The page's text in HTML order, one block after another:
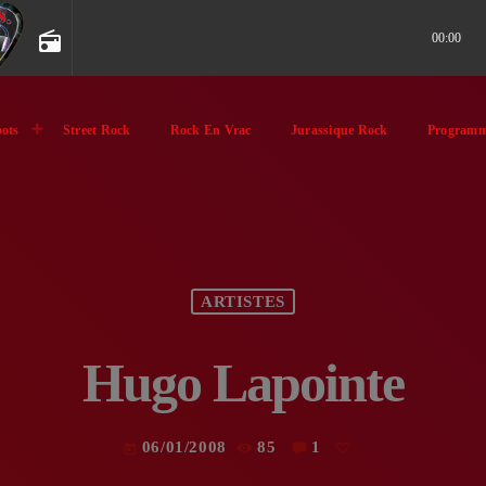
radio 00:00
Street Rock Rock En Vrac Jurassique Rock
ARTISTES
Hugo Lapointe
06/01/2008 85 1